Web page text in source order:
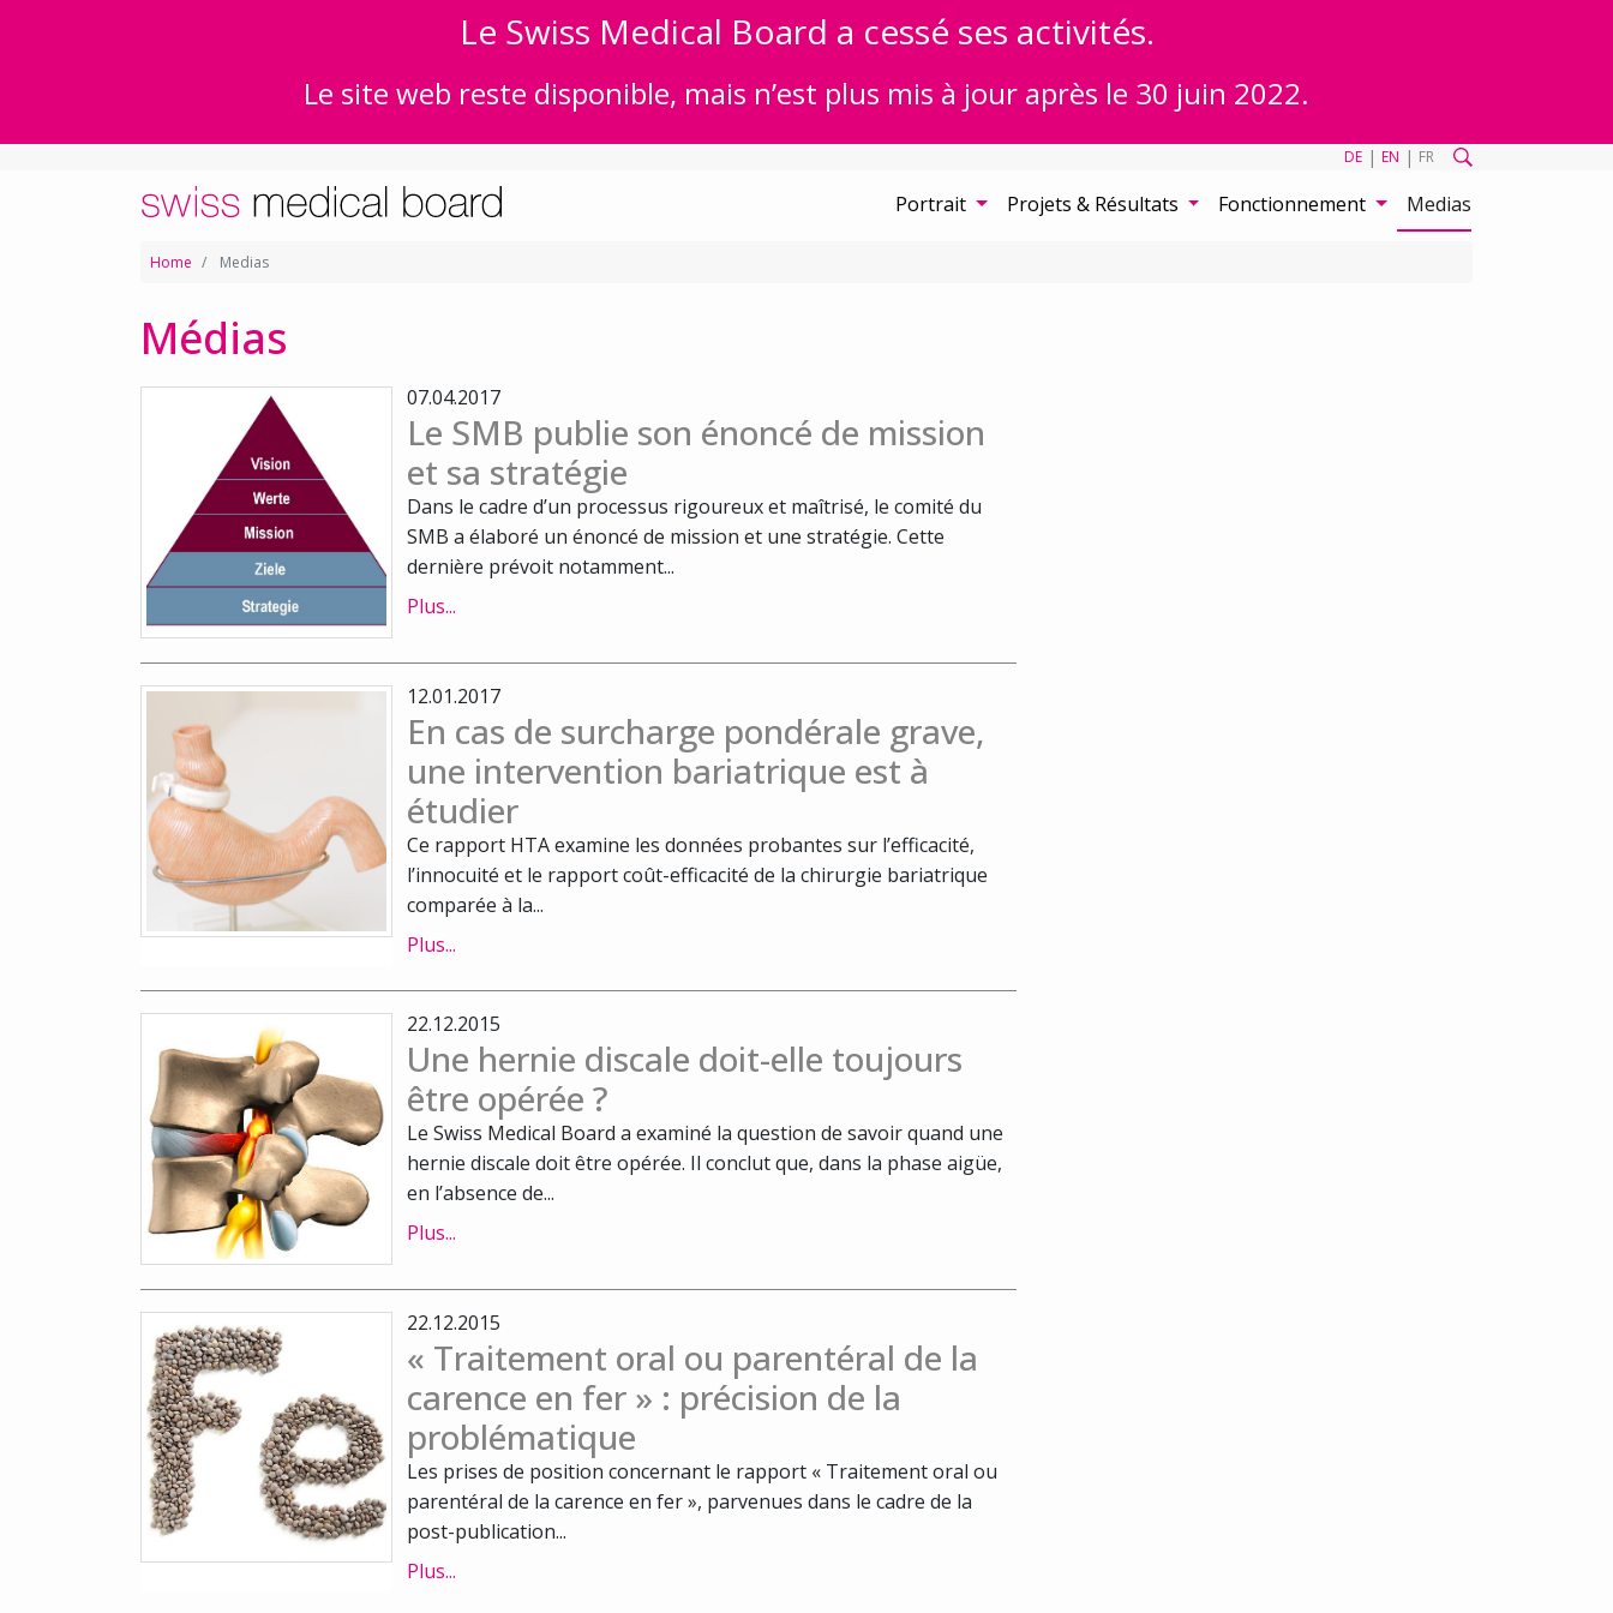
Le Swiss Medical Board a cessé ses activités.
Le site web reste disponible, mais n’est plus mis à jour après le 30 juin 2022.
DE | EN | FR
Portrait Projets & Résultats Fonctionnement Medias
Home Medias
Médias
07.04.2017
Le SMB publie son énoncé de mission
et sa stratégie
Dans le cadre d’un processus rigoureux et maîtrisé, le comité du
SMB a élaboré un énoncé de mission et une stratégie. Cette
dernière prévoit notamment...
Plus...
12.01.2017
En cas de surcharge pondérale grave,
une intervention bariatrique est à
étudier
Ce rapport HTA examine les données probantes sur l’efficacité,
l’innocuité et le rapport coût-efficacité de la chirurgie bariatrique
comparée à la...
Plus...
22.12.2015
Une hernie discale doit-elle toujours
être opérée ?
Le Swiss Medical Board a examiné la question de savoir quand une
hernie discale doit être opérée. Il conclut que, dans la phase aigüe,
en l’absence de...
Plus...
22.12.2015
« Traitement oral ou parentéral de la
carence en fer » : précision de la
problématique
Les prises de position concernant le rapport « Traitement oral ou
parentéral de la carence en fer », parvenues dans le cadre de la
post-publication...
Plus...